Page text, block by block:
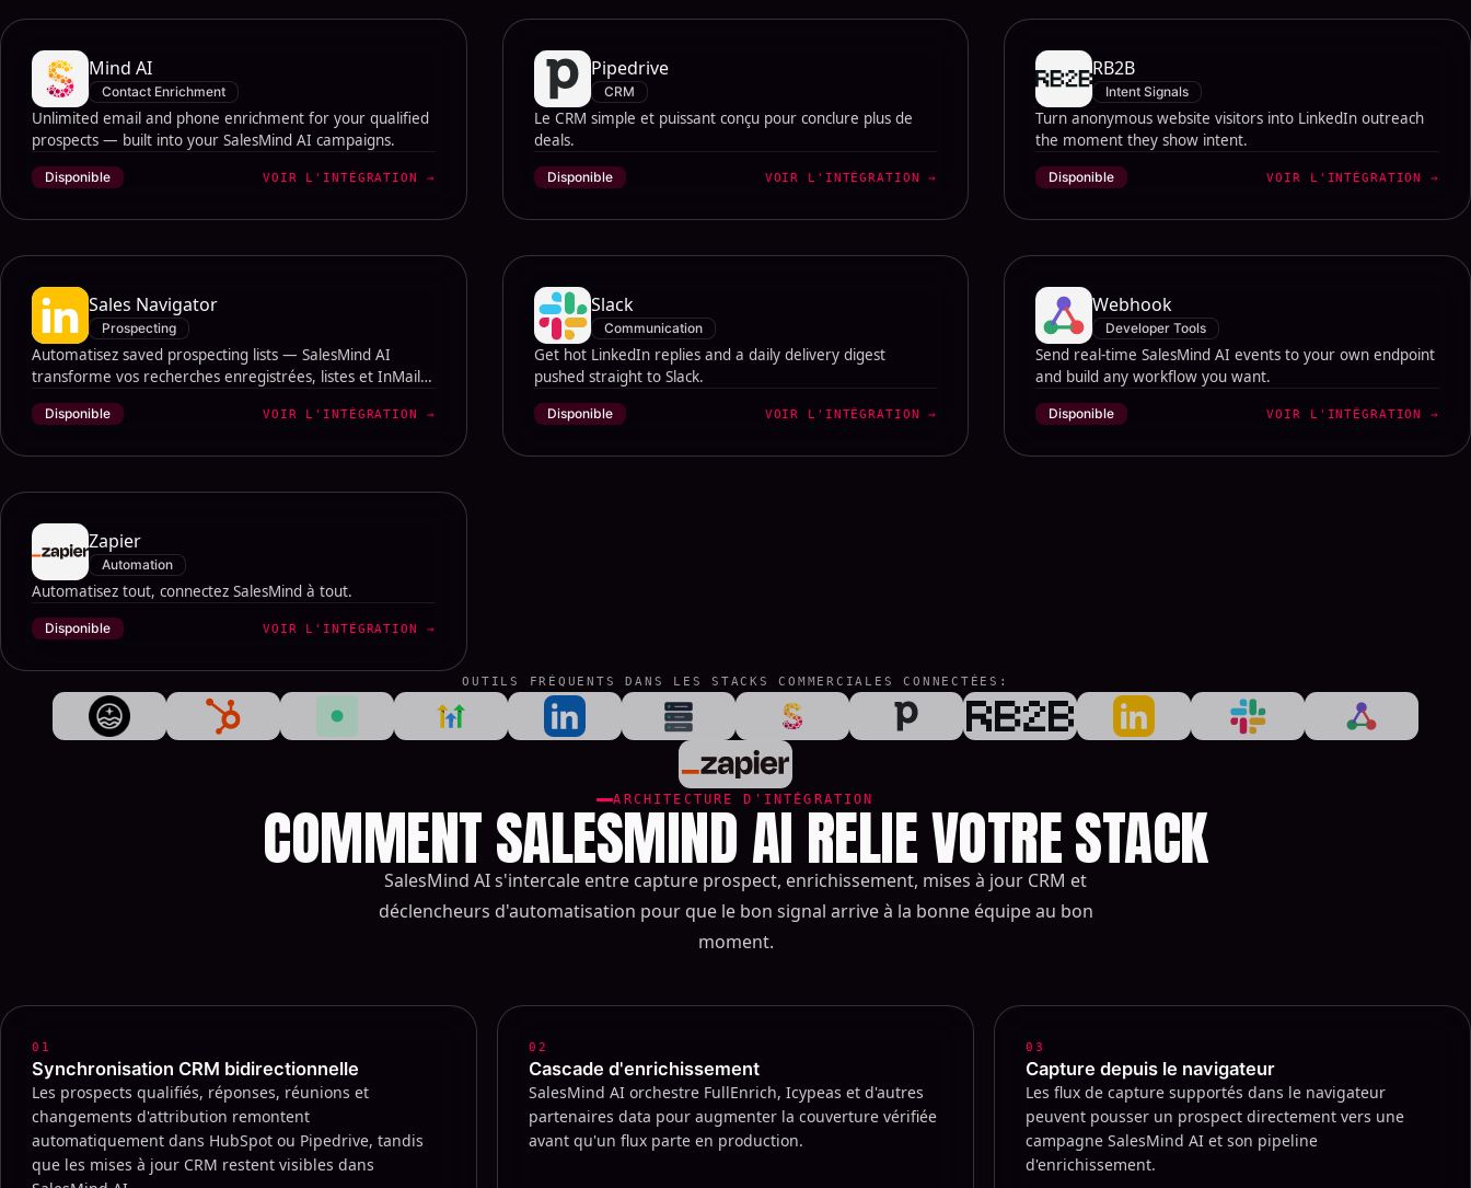
Mind AI
Contact Enrichment
Unlimited email and phone enrichment for your qualified
prospects — built into your SalesMind AI campaigns.
Disponible VOIR L'INTÉGRATION →
Pipedrive
CRM
Le CRM simple et puissant conçu pour conclure plus de
deals.
Disponible VOIR L'INTÉGRATION →
RB2B
Intent Signals
Turn anonymous website visitors into LinkedIn outreach
the moment they show intent.
Disponible VOIR L'INTÉGRATION →
Sales Navigator
Prospecting
Automatisez saved prospecting lists — SalesMind AI
transforme vos recherches enregistrées, listes et InMail
en outreach enrichi et personnalisé par l'IA, en pilote
automatique.
Disponible VOIR L'INTÉGRATION →
Slack
Communication
Get hot LinkedIn replies and a daily delivery digest
pushed straight to Slack.
Disponible VOIR L'INTÉGRATION →
Webhook
Developer Tools
Send real-time SalesMind AI events to your own endpoint
and build any workflow you want.
Disponible VOIR L'INTÉGRATION →
Zapier
Automation
Automatisez tout, connectez SalesMind à tout.
Disponible VOIR L'INTÉGRATION →
OUTILS FRÉQUENTS DANS LES STACKS COMMERCIALES CONNECTÉES:
ARCHITECTURE D'INTÉGRATION
COMMENT SALESMIND AI RELIE VOTRE STACK
SalesMind AI s'intercale entre capture prospect, enrichissement, mises à jour CRM et
déclencheurs d'automatisation pour que le bon signal arrive à la bonne équipe au bon
moment.
01
Synchronisation CRM bidirectionnelle
Les prospects qualifiés, réponses, réunions et
changements d'attribution remontent
automatiquement dans HubSpot ou Pipedrive, tandis
que les mises à jour CRM restent visibles dans
02
Cascade d'enrichissement
SalesMind AI orchestre FullEnrich, Icypeas et d'autres
partenaires data pour augmenter la couverture vérifiée
avant qu'un flux parte en production.
03
Capture depuis le navigateur
Les flux de capture supportés dans le navigateur
peuvent pousser un prospect directement vers une
campagne SalesMind AI et son pipeline
d'enrichissement.